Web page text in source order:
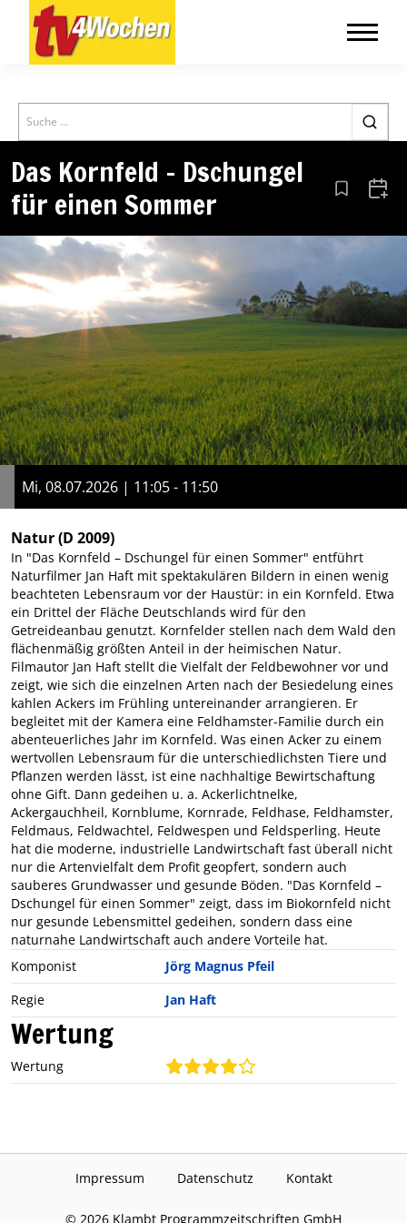
Search
Das Kornfeld – Dschungel
für einen Sommer
Aus den
Mi, 08.07.2026 | 11:05 - 11:50
Natur(D 2009)
In "Das Kornfeld – Dschungel für einen Sommer" entführt
Naturfilmer Jan Haft mit spektakulären Bildern in einen wenig
beachteten Lebensraum vor der Haustür: in ein Kornfeld. Etwa
ein Drittel der Fläche Deutschlands wird für den
Getreideanbau genutzt. Kornfelder stellen nach dem Wald den
flächenmäßig größten Anteil in der heimischen Natur.
Filmautor Jan Haft stellt die Vielfalt der Feldbewohner vor und
zeigt, wie sich die einzelnen Arten nach der Besiedelung eines
kahlen Ackers im Frühling untereinander arrangieren. Er
begleitet mit der Kamera eine Feldhamster-Familie durch ein
abenteuerliches Jahr im Kornfeld. Was einen Acker zu einem
wertvollen Lebensraum für die unterschiedlichsten Tiere und
Pflanzen werden lässt, ist eine nachhaltige Bewirtschaftung
ohne Gift. Dann gedeihen u. a. Ackerlichtnelke,
Ackergauchheil, Kornblume, Kornrade, Feldhase, Feldhamster,
Feldmaus, Feldwachtel, Feldwespen und Feldsperling. Heute
hat die moderne, industrielle Landwirtschaft fast überall nicht
nur die Artenvielfalt dem Profit geopfert, sondern auch
sauberes Grundwasser und gesunde Böden. "Das Kornfeld –
Dschungel für einen Sommer" zeigt, dass im Biokornfeld nicht
nur gesunde Lebensmittel gedeihen, sondern dass eine
naturnahe Landwirtschaft auch andere Vorteile hat.
Komponist
Jörg Magnus Pfeil
Regie
Jan Haft
Wertung
Wertung
Impressum Datenschutz Kontakt
© 2026 Klambt Programmzeitschriften GmbH